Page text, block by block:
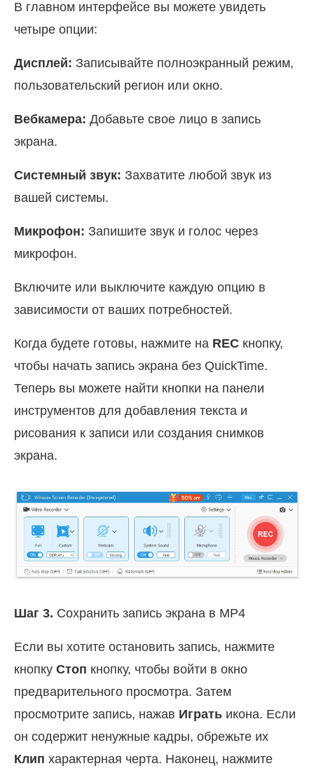
В главном интерфейсе вы можете увидеть
четыре опции:
Дисплей: Записывайте полноэкранный режим,
пользовательский регион или окно.
Вебкамера: Добавьте свое лицо в запись
экрана.
Системный звук: Захватите любой звук из
вашей системы.
Микрофон: Запишите звук и голос через
микрофон.
Включите или выключите каждую опцию в
зависимости от ваших потребностей.
Когда будете готовы, нажмите на REC кнопку,
чтобы начать запись экрана без QuickTime.
Теперь вы можете найти кнопки на панели
инструментов для добавления текста и
рисования к записи или создания снимков
экрана.
Шаг 3. Сохранить запись экрана в MP4
Если вы хотите остановить запись, нажмите
кнопку Стоп кнопку, чтобы войти в окно
предварительного просмотра. Затем
просмотрите запись, нажав Играть икона. Если
он содержит ненужные кадры, обрежьте их
Клип характерная черта. Наконец, нажмите